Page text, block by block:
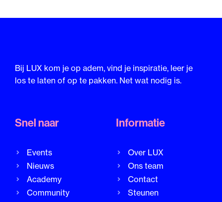
Bij LUX kom je op adem, vind je inspiratie, leer je
los te laten of op te pakken. Net wat nodig is.
Snel naar
Events
Nieuws
Academy
Community
Informatie
Over LUX
Ons team
Contact
Steunen